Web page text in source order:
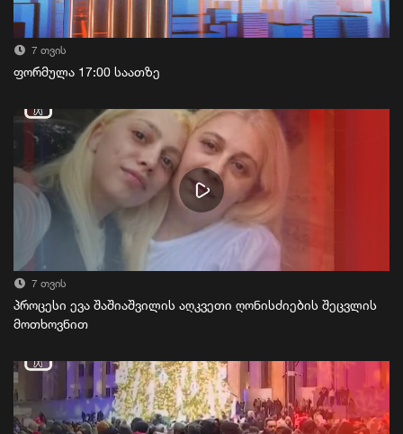
7 თვის
ფორმულა 17:00 საათზე
7 თვის
პროცესი ევა შაშიაშვილის აღკვეთი ღონისძიების შეცვლის
მოთხოვნით